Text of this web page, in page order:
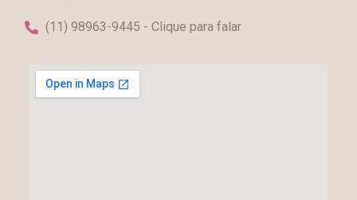
(11) 98963-9445 - Clique para falar